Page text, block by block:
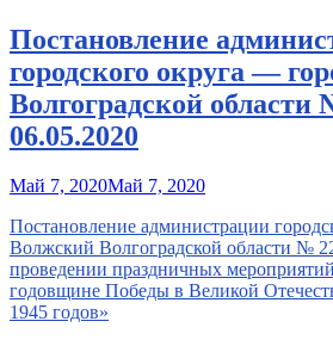
Постановление
городского округа —
Волгоградской области
06.05.2020
Май 7, 2020Май 7, 2020
Постановление администрации
Волжский Волгоградской области №
проведении праздничных
годовщине Победы в Великой
1945 годов»